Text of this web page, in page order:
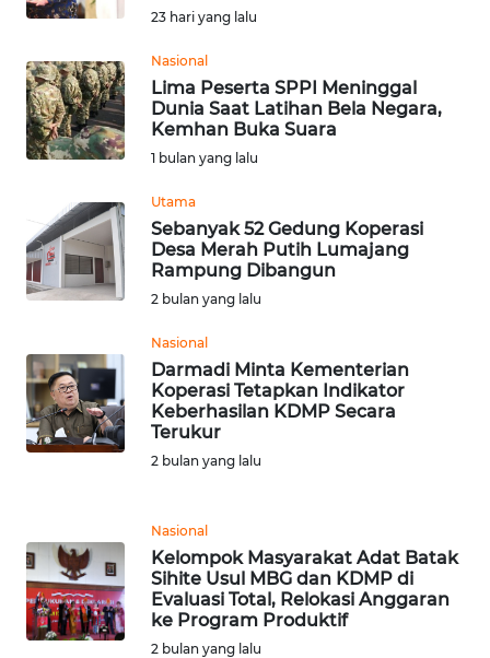
23 hari yang lalu
Nasional
Lima Peserta SPPI Meninggal
Dunia Saat Latihan Bela Negara,
Kemhan Buka Suara
1 bulan yang lalu
Utama
Sebanyak 52 Gedung Koperasi
Desa Merah Putih Lumajang
Rampung Dibangun
2 bulan yang lalu
Nasional
Darmadi Minta Kementerian
Koperasi Tetapkan Indikator
Keberhasilan KDMP Secara
Terukur
2 bulan yang lalu
Nasional
Kelompok Masyarakat Adat Batak
Sihite Usul MBG dan KDMP di
Evaluasi Total, Relokasi Anggaran
ke Program Produktif
2 bulan yang lalu
Informasi
INDEKS
KONTAK
KAMI
INFO
TENTANG
KAMI
REDAKSI
KARIR